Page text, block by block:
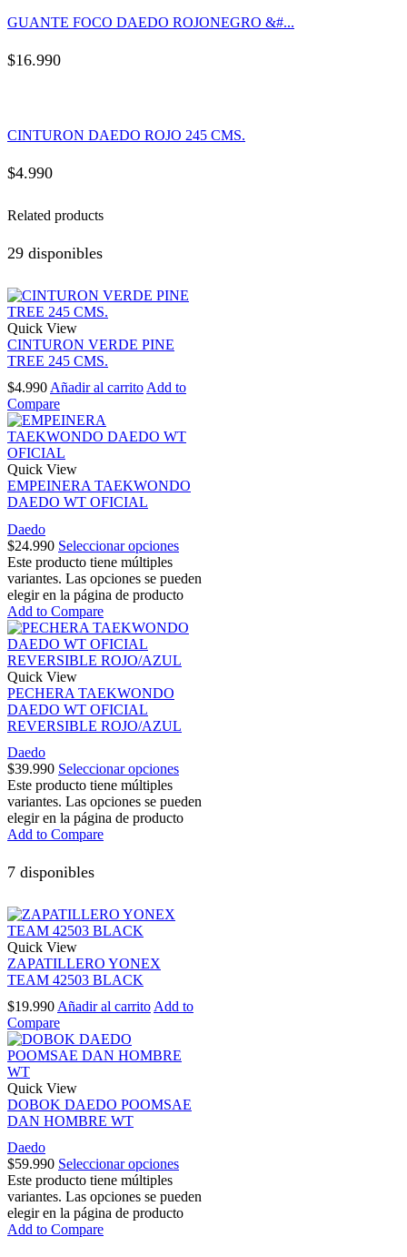
GUANTE FOCO DAEDO ROJONEGRO &#...
$16.990
CINTURON DAEDO ROJO 245 CMS.
$4.990
Related products
29 disponibles
Quick View
CINTURON VERDE PINE
TREE 245 CMS.
$4.990 Añadir al carrito Add to
Compare
Quick View
EMPEINERA TAEKWONDO
DAEDO WT OFICIAL
Daedo
$24.990 Seleccionar opciones
Este producto tiene múltiples
variantes. Las opciones se pueden
elegir en la página de producto
Add to Compare
Quick View
PECHERA TAEKWONDO
DAEDO WT OFICIAL
REVERSIBLE ROJO/AZUL
Daedo
$39.990 Seleccionar opciones
Este producto tiene múltiples
variantes. Las opciones se pueden
elegir en la página de producto
Add to Compare
7 disponibles
Quick View
ZAPATILLERO YONEX
TEAM 42503 BLACK
$19.990 Añadir al carrito Add to
Compare
Quick View
DOBOK DAEDO POOMSAE
DAN HOMBRE WT
Daedo
$59.990 Seleccionar opciones
Este producto tiene múltiples
variantes. Las opciones se pueden
elegir en la página de producto
Add to Compare